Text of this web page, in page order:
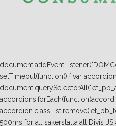
setTimeout(function() { var
500ms för att säkerställa att Divis JS